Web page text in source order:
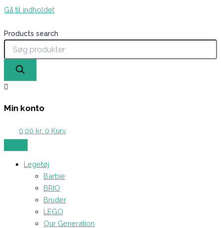
Gå til indholdet
Products search
Min konto
0,00 kr. 0 Kurv
Legetøj
Barbie
BRIO
Bruder
LEGO
Our Generation